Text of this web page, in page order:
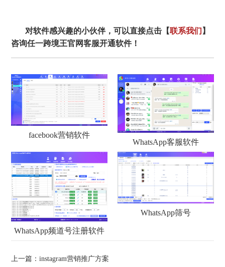
对软件感兴趣的小伙伴，可以直接点击【联系我们 】
咨询任一跨境王官网客服开通软件！
facebook营销软件
WhatsApp客服软件
WhatsApp频道号注册软件
WhatsApp筛号
上一篇：instagram营销推广方案